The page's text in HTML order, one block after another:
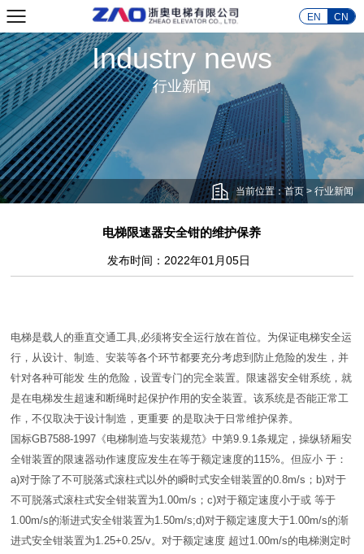
EN CN
Industry news
行业新闻
当前位置：首页> 行业新闻
电梯限速器安全钳的维护保养
发布时间：2022年01月05日
电梯是载人的垂直交通工具,必须将安全运行放在首位。为保证电梯安全运
行，从设计、制造、安装等各个环节都要充分考虑到防止危险的发生，并
针对各种可能发 生的危险，设置专门的完全装置。限速器安全钳系统，就
是在电梯发生超速和断绳时起保护作用的安全装置。该系统是否能正常工
作，不仅取决于设计制造，更重要 的是取决于日常维护保养。
国标GB7588-1997《电梯制造与安装规范》中第9.9.1条规定，操纵轿厢安
全钳装置的限速器动作速度应发生在等于额定速度的115%。但应小 于：
a)对于除了不可脱落式滚柱式以外的瞬时式安全钳装置的0.8m/s；b)对于
不可脱落式滚柱式安全钳装置为1.00m/s；c)对于额定速度小于或 等于
1.00m/s的渐进式安全钳装置为1.50m/s;d)对于额定速度大于1.00m/s的渐
进式安全钳装置为1.25+0.25/v。对于额定速度 超过1.00m/s的电梯测定时